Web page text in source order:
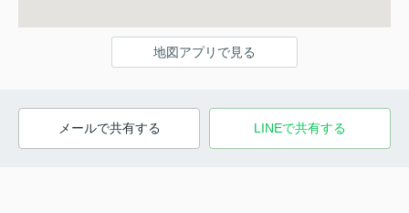
地図アプリで見る
メールで共有する LINEで共有する